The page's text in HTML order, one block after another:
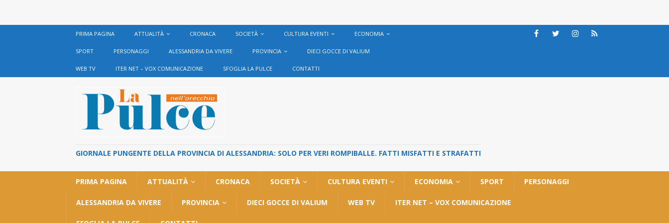
PRIMA PAGINA ATTUALITÀ CRONACA SOCIETÀ CULTURA EVENTI ECONOMIA
SPORT PERSONAGGI ALESSANDRIA DA VIVERE PROVINCIA DIECI GOCCE DI VALIUM
WEB TV ITER NET – VOX COMUNICAZIONE SFOGLIA LA PULCE CONTATTI
GIORNALE PUNGENTE DELLA PROVINCIA DI ALESSANDRIA: SOLO PER VERI ROMPIBALLE. FATTI MISFATTI E STRAFATTI
PRIMA PAGINA ATTUALITÀ CRONACA SOCIETÀ CULTURA EVENTI ECONOMIA SPORT PERSONAGGI
ALESSANDRIA DA VIVERE PROVINCIA DIECI GOCCE DI VALIUM WEB TV ITER NET – VOX COMUNICAZIONE